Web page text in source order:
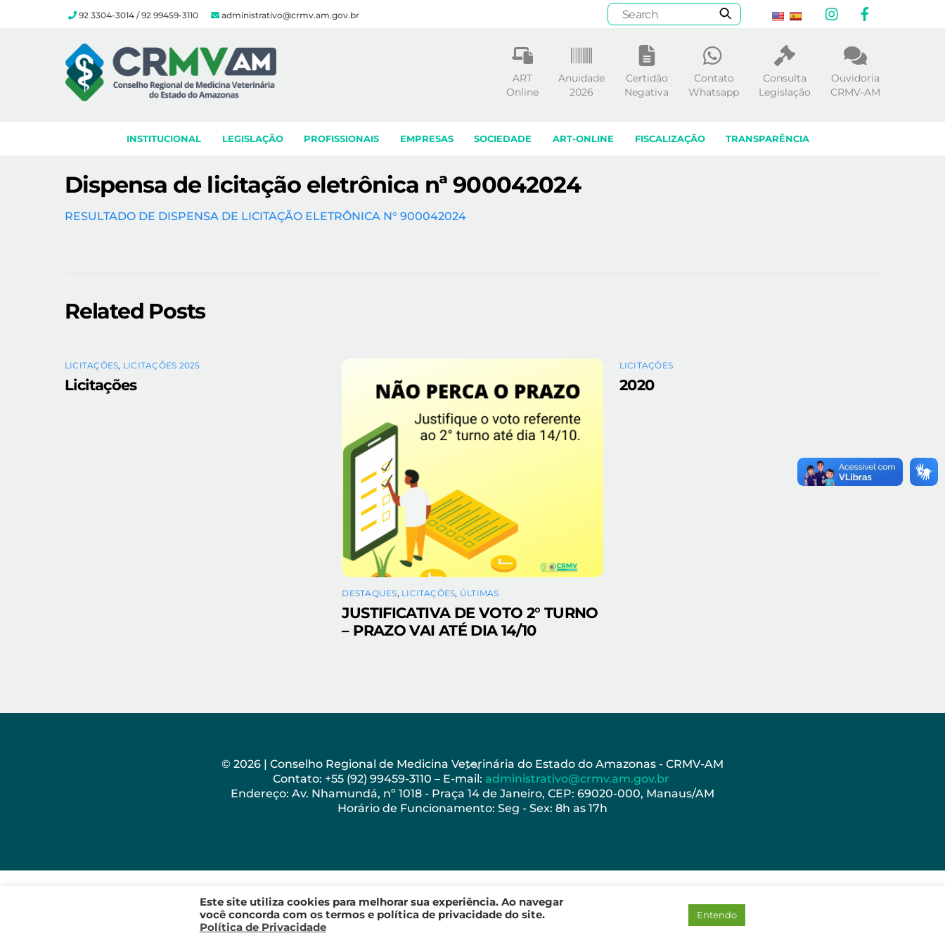
ART
Online
Anuidade
2026
Certidão
Negativa
Contato
Whatsapp
Consulta
Legislação
Ouvidoria
CRMV-AM
92 3304-3014 / 92 99459-3110 administrativo@crmv.am.gov.br
Instagram
INSTITUCIONAL LEGISLAÇÃO PROFISSIONAIS EMPRESAS SOCIEDADE ART-ONLINE FISCALIZAÇÃO TRANSPARÊNCIA
Dispensa de licitação eletrônica nª 900042024
RESULTADO DE DISPENSA DE LICITAÇÃO ELETRÔNICA N° 900042024
Related Posts
LICITAÇÕES, LICITAÇÕES 2025
Licitações
DESTAQUES, LICITAÇÕES, ÚLTIMAS
JUSTIFICATIVA DE VOTO 2° TURNO
– PRAZO VAI ATÉ DIA 14/10
LICITAÇÕES
2020
Back
To
Top
© 2026 | Conselho Regional de Medicina Veterinária do Estado do Amazonas - CRMV-AM
Contato: +55 (92) 99459-3110 – E-mail: administrativo@crmv.am.gov.br
Endereço: Av. Nhamundá, nº 1018 - Praça 14 de Janeiro, CEP: 69020-000, Manaus/AM
Horário de Funcionamento: Seg - Sex: 8h as 17h
Este site utiliza cookies para melhorar sua experiência. Ao navegar
você concorda com os termos e política de privacidade do site.
Política de Privacidade
Entendo